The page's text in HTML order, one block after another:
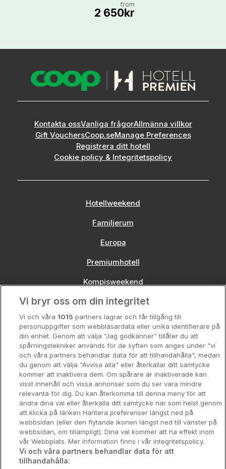
from
2 650kr
Kontakta ossVanliga frågorAllmänna villkor
Gift VouchersCoop.seManage Preferences
Registrera ditt hotell
Cookie policy & Integritetspolicy
Hotellweekend
Familjerum
Europa
Premiumhotell
Kompisweekend
Storstadsweekend
Hotellrum under 995 kr
Spahotell
Sydsverige
Om Hotellpremien
Nya hotell
Stadsweekend
Booking Enquiries:
Vi bryr oss om din integritet
Vi och våra 1015 partners lagrar och får tillgång till
personuppgifter som webbläsardata eller unika identifierare på
din enhet. Genom att välja ”Jag godkänner” tillåter du att
spårningstekniker används för de syften som anges under "vi
och våra partners behandlar data för att tillhandahålla", medan
du genom att välja "Avvisa alla" eller återkallar ditt samtycke
kommer att inaktivera dem. Om spårare är inaktiverade kan
visst innehåll och vissa annonser som du ser vara mindre
relevanta för dig. Du kan återkomma till denna meny för att
ändra dina val eller återkalla ditt samtycke när som helst genom
att klicka på länken Hantera preferenser längst ned på
webbsidan (eller den flytande ikonen längst ned till vänster på
webbsidan, om tillämpligt). Dina val kommer att ha effekt inom
vår Webbplats. Mer information finns i vår integritetspolicy.
Vi och våra partners behandlar data för att
tillhandahålla: